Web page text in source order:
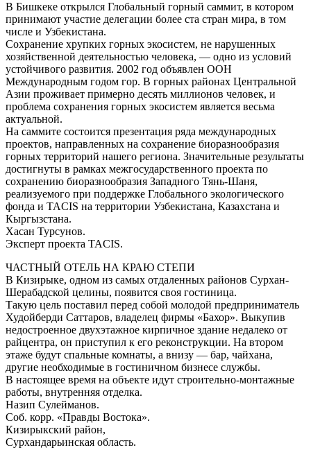
В Бишкеке открылся Глобальный горный саммит, в котором
принимают участие делегации более ста стран мира, в том
числе и Узбекистана.
Сохранение хрупких горных экосистем, не нарушенных
хозяйственной деятельностью человека, — одно из условий
устойчивого развития. 2002 год объявлен ООН
Международным годом гор. В горных районах Центральной
Азии проживает примерно десять миллионов человек, и
проблема сохранения горных экосистем является весьма
актуальной.
На саммите состоится презентация ряда международных
проектов, направленных на сохранение биоразнообразия
горных территорий нашего региона. Значительные результаты
достигнуты в рамках межгосударственного проекта по
сохранению биоразнообразия Западного Тянь-Шаня,
реализуемого при поддержке Глобального экологического
фонда и ТАCIS на территории Узбекистана, Казахстана и
Кыргызстана.
Хасан Турсунов.
Эксперт проекта ТАCIS.
ЧАСТНЫЙ ОТЕЛЬ НА КРАЮ СТЕПИ
В Кизирыке, одном из самых отдаленных районов Сурхан-
Шерабадской целины, появится своя гостиница.
Такую цель поставил перед собой молодой предприниматель
Худойберди Саттаров, владелец фирмы «Бахор». Выкупив
недостроенное двухэтажное кирпичное здание недалеко от
райцентра, он приступил к его реконструкции. На втором
этаже будут спальные комнаты, а внизу — бар, чайхана,
другие необходимые в гостиничном бизнесе службы.
В настоящее время на объекте идут строительно-монтажные
работы, внутренняя отделка.
Назип Сулейманов.
Соб. корр. «Правды Востока».
Кизирыкский район,
Сурхандарьинская область.